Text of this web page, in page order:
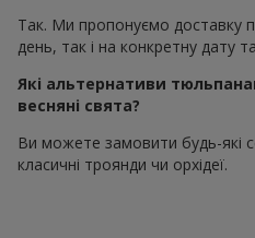
Так. Ми пропонуємо доставку
день, так і на конкретну дату
Які альтернативи
весняні свята?
Ви можете замовити будь-які
класичні троянди чи орхідеї.